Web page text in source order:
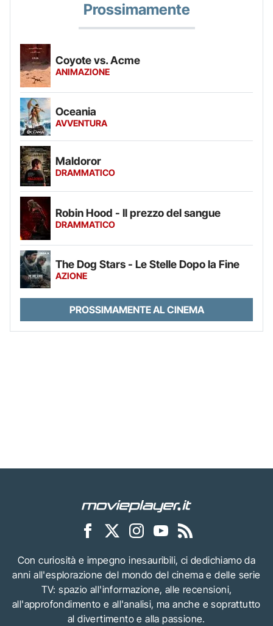
Prossimamente
Coyote vs. Acme
ANIMAZIONE
Oceania
AVVENTURA
Maldoror
DRAMMATICO
Robin Hood - Il prezzo del sangue
DRAMMATICO
The Dog Stars - Le Stelle Dopo la Fine
AZIONE
PROSSIMAMENTE AL CINEMA
Con curiosità e impegno inesauribili, ci dedichiamo da
anni all'esplorazione del mondo del cinema e delle serie
TV: spazio all'informazione, alle recensioni,
all'approfondimento e all'analisi, ma anche e soprattutto
al divertimento e alla passione.